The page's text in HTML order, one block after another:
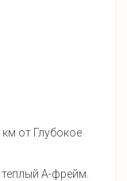
от Глубокое
А-фрейм.